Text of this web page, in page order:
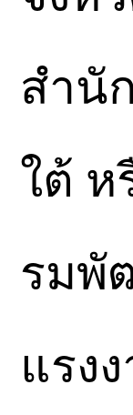
สำนั
ใต้ ห
รมพั
แรง